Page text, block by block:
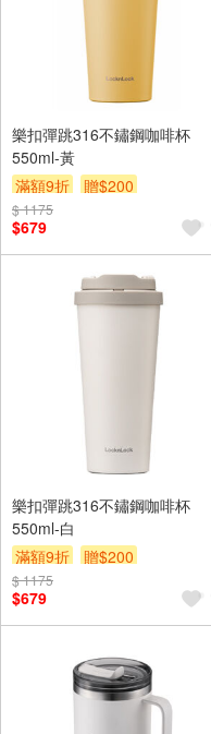
樂扣彈跳316不鏽鋼咖啡杯
550ml-黃
滿額9折
贈$200
$ 1175
$679
樂扣彈跳316不鏽鋼咖啡杯
550ml-白
滿額9折
贈$200
$ 1175
$679